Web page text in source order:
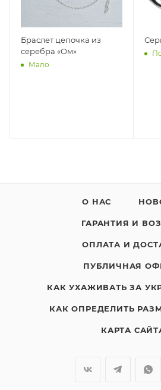
Браслет цепочка из
серебра «Ом»
Мало
О НАС
ГАРАНТИЯ И
ОПЛАТА И
ПУБЛИЧНАЯ
КАК УХАЖИВАТЬ ЗА
КАК ОПРЕДЕЛИТЬ
КАРТА